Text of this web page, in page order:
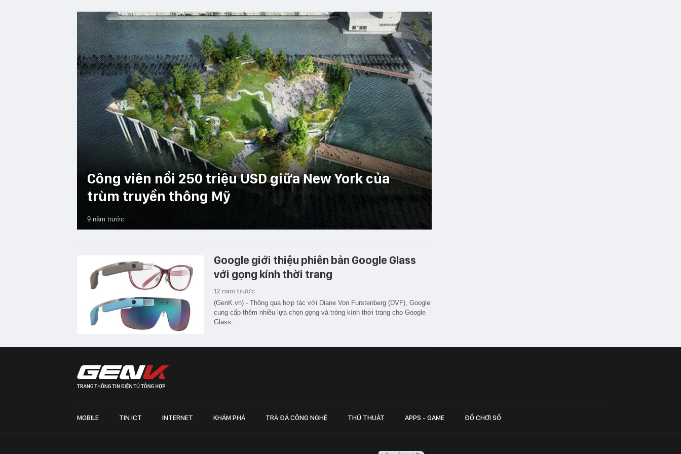
Công viên nổi 250 triệu USD giữa New York của
trùm truyền thông Mỹ
9 năm trước
Google giới thiệu phiên bản Google Glass
với gọng kính thời trang
12 năm trước
(GenK.vn) - Thông qua hợp tác với Diane Von Furstenberg (DVF), Google
cung cấp thêm nhiều lựa chọn gọng và tròng kính thời trang cho Google
Glass.
MOBILE TIN ICT INTERNET KHÁM PHÁ TRÀ ĐÁ CÔNG NGHỆ THỦ THUẬT APPS - GAME ĐỒ CHƠI SỐ